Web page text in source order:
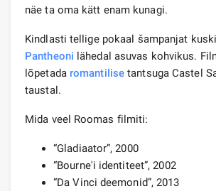
näe ta oma kätt enam kunagi.
Kindlasti tellige pokaal šampanjat
Pantheoni lähedal asuvas kohvikus.
lõpetada romantilise tantsuga Castel
taustal.
Mida veel Roomas filmiti:
“Gladiaator”, 2000
“Bourne'i identiteet”, 2002
“Da Vinci deemonid”, 2013